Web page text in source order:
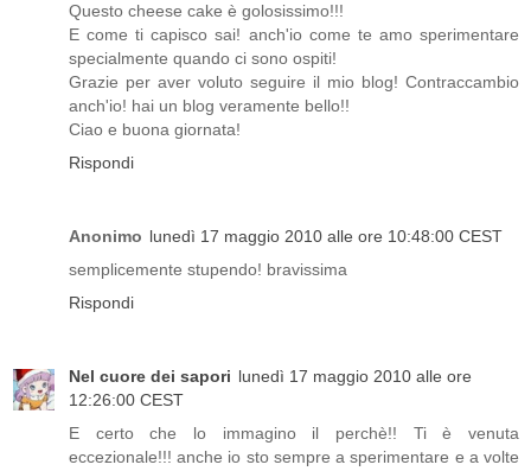
Questo cheese cake è golosissimo!!!
E come ti capisco sai! anch'io come te amo sperimentare
specialmente quando ci sono ospiti!
Grazie per aver voluto seguire il mio blog! Contraccambio
anch'io! hai un blog veramente bello!!
Ciao e buona giornata!
Rispondi
Anonimo lunedì 17 maggio 2010 alle ore 10:48:00 CEST
semplicemente stupendo! bravissima
Rispondi
Nel cuore dei sapori lunedì 17 maggio 2010 alle ore
12:26:00 CEST
E certo che lo immagino il perchè!! Ti è venuta
eccezionale!!! anche io sto sempre a sperimentare e a volte